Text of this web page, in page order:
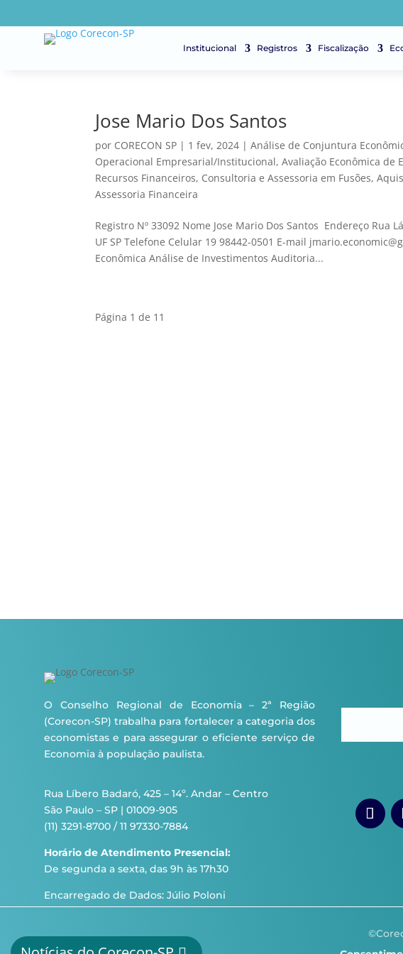
Institucional Registros Fiscalização
Jose Mario Dos Santos
por CORECON SP | 1 fev, 2024 |Análise de Conjuntura
Operacional Empresarial/Institucional,Avaliação Econômica de
Recursos Financeiros, Consultoria e Assessoria em Fusões,
Assessoria Financeira
Registro Nº 33092 Nome Jose Mario Dos Santos Endereço Rua
UF SP Telefone Celular 19 98442-0501 E-mail
Econômica Análise de Investimentos Auditoria...
Página 1 de 1 1
O Conselho Regional de Economia – 2ª Região
(Corecon-SP) trabalha para fortalecer a categoria dos
economistas e para assegurar o eficiente serviço de
Economia à população paulista.
Rua Líbero Badaró, 425 – 14º. Andar – Centro
São Paulo – SP | 01009-905
(11) 3291-8700 / 11 97330-7884
Horário de Atendimento Presencial:
De segunda a sexta, das 9h às 17h30
Encarregado de Dados: Júlio Poloni